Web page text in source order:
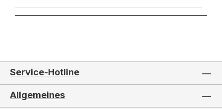
Service-Hotline
Allgemeines